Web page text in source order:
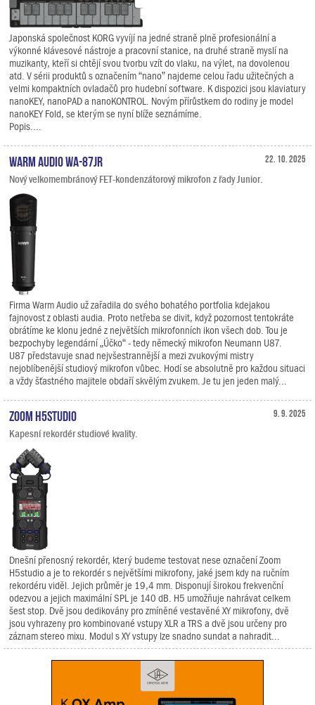
Japonská společnost KORG vyvíjí na jedné straně plně profesionální a
výkonné klávesové nástroje a pracovní stanice, na druhé straně myslí na
muzikanty, kteří si chtějí svou tvorbu vzít do vlaku, na výlet, na dovolenou
atd. V sérii produktů s označením “nano” najdeme celou řadu užitečných a
velmi kompaktních ovladačů pro hudební software. K dispozici jsou klaviatury
nanoKEY, nanoPAD a nanoKONTROL. Novým přírůstkem do rodiny je model
nanoKEY Fold, se kterým se nyní blíže seznámíme.
Popis....
22. 10. 2025
Warm Audio WA-87jr
Nový velkomembránový FET-kondenzátorový mikrofon z řady Junior.
Firma Warm Audio už zařadila do svého bohatého portfolia kdejakou
fajnovost z oblasti audia. Proto netřeba se divit, když pozornost tentokráte
obrátíme ke klonu jedné z největších mikrofonních ikon všech dob. Tou je
bezpochyby legendární „Účko“ - tedy německý mikrofon Neumann U87.
U87 představuje snad nejvšestrannější a mezi zvukovými mistry
nejoblíbenější studiový mikrofon vůbec. Hodí se absolutně pro každou situaci
a vždy šťastného majitele obdaří skvělým zvukem. Je tu jen jeden malý...
9. 9. 2025
Zoom H5studio
Kapesní rekordér studiové kvality.
Dnešní přenosný rekordér, který budeme testovat nese označení Zoom
H5studio a je to rekordér s největšími mikrofony, jaké jsem kdy na ručním
rekordéru viděl. Jejich průměr je 19,4 mm. Disponují širokou frekvenční
odezvou a jejich maximální SPL je 140 dB. H5 umožňuje nahrávat celkem
šest stop. Dvě jsou dedikovány pro zmíněné vestavěné XY mikrofony, dvě
jsou vyhrazeny pro kombinované vstupy XLR a TRS a dvě jsou určeny pro
záznam stereo mixu. Modul s XY vstupy lze snadno sundat a nahradit...